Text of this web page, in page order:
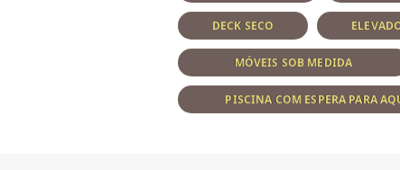
DECK SECO
MÓVEIS SOB MEDIDA
PISCINA COM ESPERA PARA